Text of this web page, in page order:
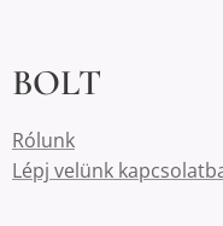
BOLT
Rólunk
Lépj velünk